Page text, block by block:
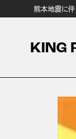
熊本地震に伴
KING